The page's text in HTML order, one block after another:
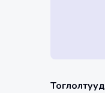
Тоглолтууд